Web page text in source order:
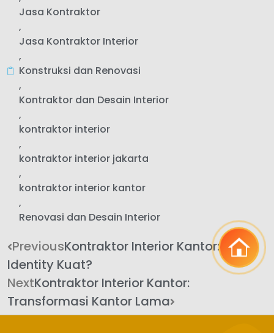
Jasa Kontraktor
,
Jasa Kontraktor Interior
,
Konstruksi dan Renovasi
,
Kontraktor dan Desain Interior
,
kontraktor interior
,
kontraktor interior jakarta
,
kontraktor interior kantor
,
Renovasi dan Desain Interior
PreviousKontraktor Interior Kantor: Brand
Identity Kuat?
NextKontraktor Interior Kantor:
Transformasi Kantor Lama